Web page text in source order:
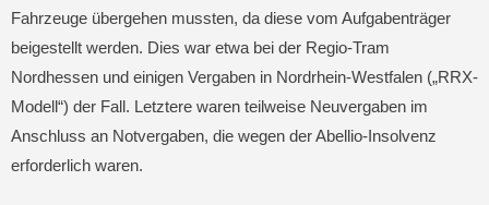
Fahrzeuge übergehen mussten, da diese vom Aufgabenträger
beigestellt werden. Dies war etwa bei der Regio-Tram
Nordhessen und einigen Vergaben in Nordrhein-Westfalen („RRX-
Modell“) der Fall. Letztere waren teilweise Neuvergaben im
Anschluss an Notvergaben, die wegen der Abellio-Insolvenz
erforderlich waren.